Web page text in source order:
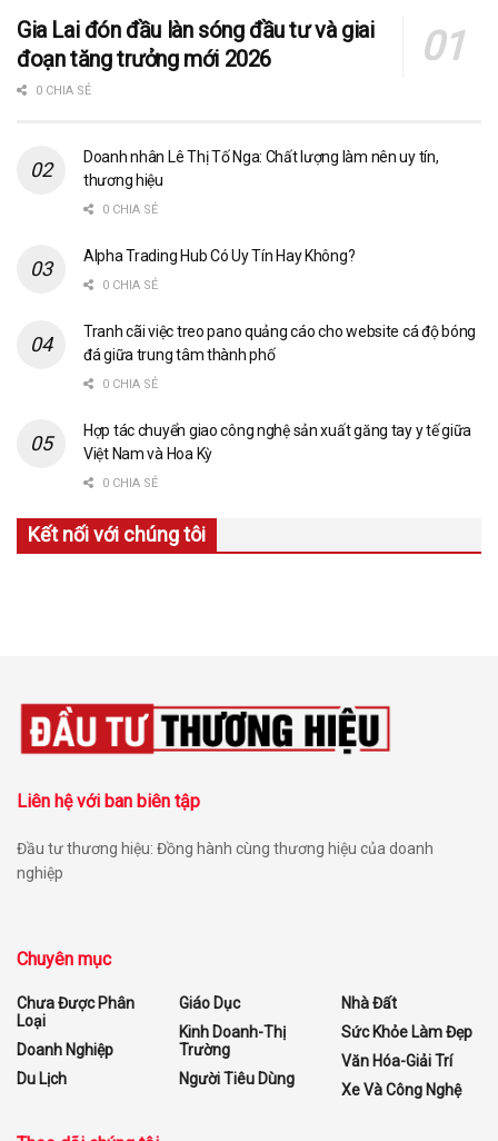
Gia Lai đón đầu làn sóng đầu tư và giai
đoạn tăng trưởng mới 2026
0 CHIA SẺ
Doanh nhân Lê Thị Tố Nga: Chất lượng làm nên uy tín,
thương hiệu
0 CHIA SẺ
Alpha Trading Hub Có Uy Tín Hay Không?
0 CHIA SẺ
Tranh cãi việc treo pano quảng cáo cho website cá độ bóng
đá giữa trung tâm thành phố
0 CHIA SẺ
Hợp tác chuyển giao công nghệ sản xuất găng tay y tế giữa
Việt Nam và Hoa Kỳ
0 CHIA SẺ
Kết nối với chúng tôi
Liên hệ với ban biên tập
Đầu tư thương hiệu: Đồng hành cùng thương hiệu của doanh
nghiệp
Chuyên mục
Chưa Được Phân
Loại
Doanh Nghiệp
Du Lịch
Giáo Dục
Kinh Doanh-Thị
Trường
Người Tiêu Dùng
Nhà Đất
Sức Khỏe Làm Đẹp
Văn Hóa-Giải Trí
Xe Và Công Nghệ